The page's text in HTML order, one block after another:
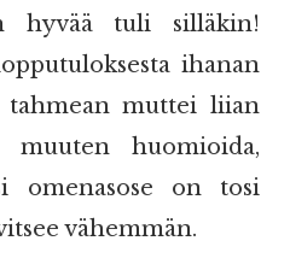
hyvää tuli silläkin!
ihanan
tahmean muttei liian
muuten huomioida,
omenasose on tosi
vähemmän.